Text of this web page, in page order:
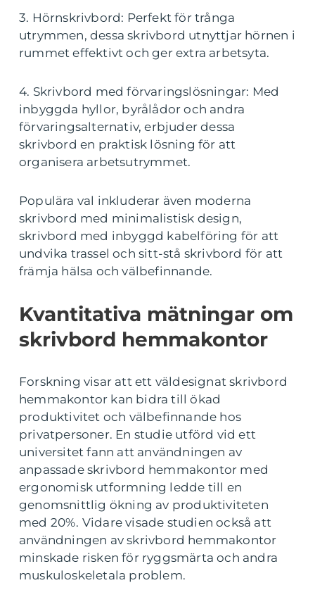
3. Hörnskrivbord: Perfekt för trånga
utrymmen, dessa skrivbord utnyttjar hörnen i
rummet effektivt och ger extra arbetsyta.
4. Skrivbord med förvaringslösningar: Med
inbyggda hyllor, byrålådor och andra
förvaringsalternativ, erbjuder dessa
skrivbord en praktisk lösning för att
organisera arbetsutrymmet.
Populära val inkluderar även moderna
skrivbord med minimalistisk design,
skrivbord med inbyggd kabelföring för att
undvika trassel och sitt-stå skrivbord för att
främja hälsa och välbefinnande.
Kvantitativa mätningar om
skrivbord hemmakontor
Forskning visar att ett väldesignat skrivbord
hemmakontor kan bidra till ökad
produktivitet och välbefinnande hos
privatpersoner. En studie utförd vid ett
universitet fann att användningen av
anpassade skrivbord hemmakontor med
ergonomisk utformning ledde till en
genomsnittlig ökning av produktiviteten
med 20%. Vidare visade studien också att
användningen av skrivbord hemmakontor
minskade risken för ryggsmärta och andra
muskuloskeletala problem.